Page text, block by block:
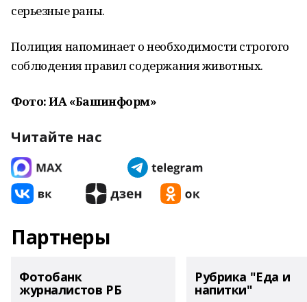
серьезные раны.
Полиция напоминает о необходимости строгого
соблюдения правил содержания животных.
Фото: ИА «Башинформ»
Читайте нас
Партнеры
Фотобанк
журналистов РБ
Рубрика "Еда и
напитки"